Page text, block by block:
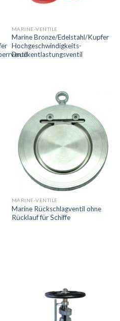
MARINE-VENTILE
Marine Bronze/Edelstahl/Kupfer
Hochgeschwindigkeits-
Druckentlastungsventil
MARINE-VENTILE
Marine Rückschlagventil ohne
Rücklauf für Schiffe